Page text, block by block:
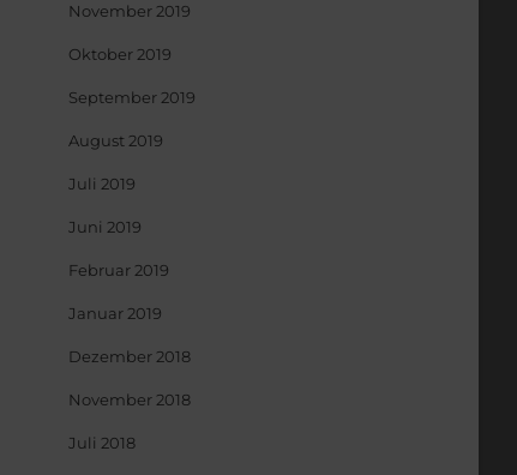
November 2019
Oktober 2019
September 2019
August 2019
Juli 2019
Juni 2019
Februar 2019
Januar 2019
Dezember 2018
November 2018
Juli 2018